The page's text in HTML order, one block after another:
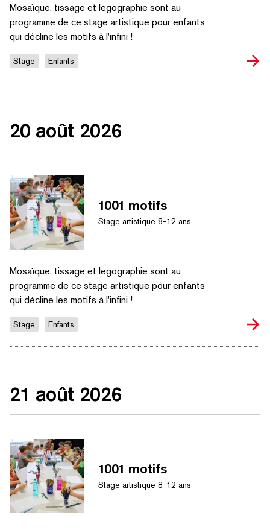
Mosaïque, tissage et legographie sont au
programme de ce stage artistique pour enfants
qui décline les motifs à l'infini !
Stage Enfants
20 août 2026
1001 motifs
Stage artistique 8-12 ans
Mosaïque, tissage et legographie sont au
programme de ce stage artistique pour enfants
qui décline les motifs à l'infini !
Stage Enfants
21 août 2026
1001 motifs
Stage artistique 8-12 ans